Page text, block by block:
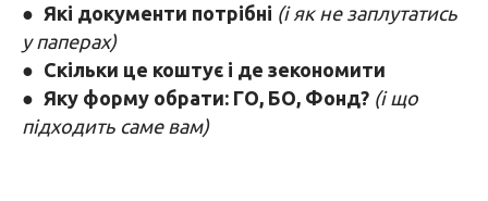
● Які документи потрібні (і як не заплутатись
у паперах)
● Скільки це коштує і де зекономити
● Яку форму обрати: ГО, БО, Фонд? (і що
підходить саме вам)